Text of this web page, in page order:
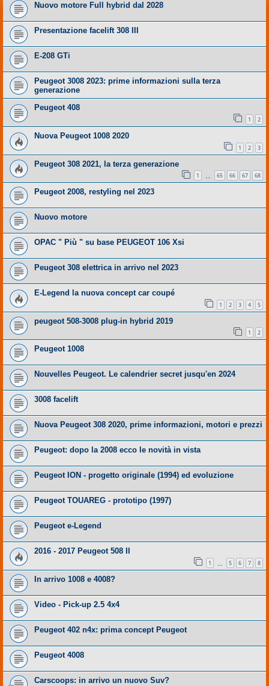
Nuovo motore Full hybrid dal 2028
Presentazione facelift 308 III
E-208 GTi
Peugeot 3008 2023: prime informazioni sulla terza
generazione
Peugeot 408
1 2
Nuova Peugeot 1008 2020
1 2 3
Peugeot 308 2021, la terza generazione
1 65 66 67 68
Peugeot 2008, restyling nel 2023
Nuovo motore
OPAC " Più " su base PEUGEOT 106 Xsi
Peugeot 308 elettrica in arrivo nel 2023
E-Legend la nuova concept car coupé
1 2 3 4 5
peugeot 508-3008 plug-in hybrid 2019
1 2
Peugeot 1008
Nouvelles Peugeot. Le calendrier secret jusqu'en 2024
3008 facelift
Nuova Peugeot 308 2020, prime informazioni, motori e prezzi
Peugeot: dopo la 2008 ecco le novità in vista
Peugeot ION - progetto originale (1994) ed evoluzione
Peugeot TOUAREG - prototipo (1997)
Peugeot e-Legend
2016 - 2017 Peugeot 508 II
1 5 6 7 8
In arrivo 1008 e 4008?
Video - Pick-up 2.5 4x4
Peugeot 402 n4x: prima concept Peugeot
Peugeot 4008
Carscoops: in arrivo un nuovo Suv?